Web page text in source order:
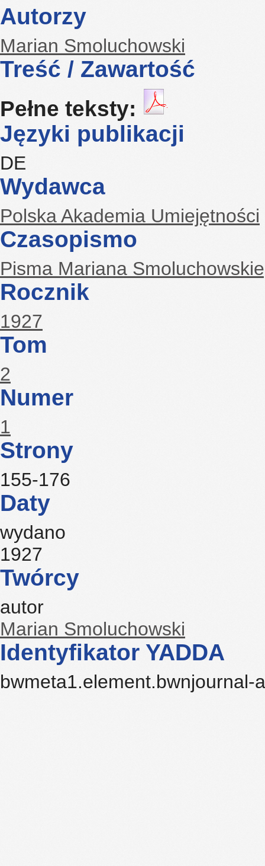
Autorzy
Marian Smoluchowski
Treść / Zawartość
Pełne teksty:
Języki publikacji
DE
Wydawca
Polska Akademia Umiejętności
Czasopismo
Pisma Mariana
Rocznik
1927
Tom
2
Numer
1
Strony
155-176
Daty
wydano
1927
Twórcy
autor
Marian Smoluchowski
Identyfikator YADDA
bwmeta1.element.bwnjournal-